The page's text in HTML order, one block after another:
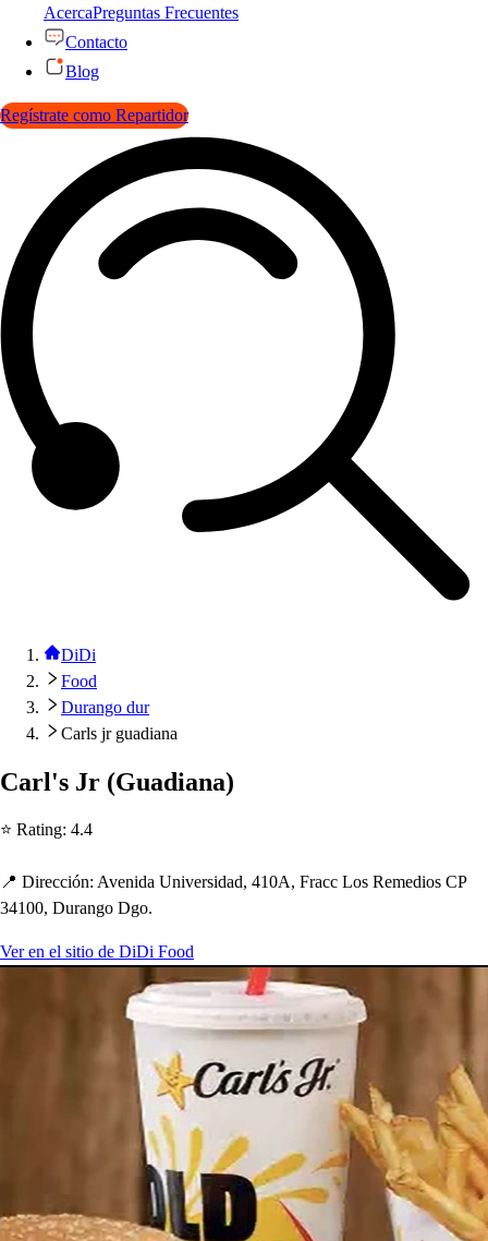
AcercaPreguntas Frecuentes
Contacto
Blog
Regístrate como Repartidor
DiDi
Food
Durango dur
Carls jr guadiana
Carl's Jr (Guadiana)
⭐ Rating: 4.4
📍 Dirección: Avenida Universidad, 410A, Fracc Los Remedios CP
34100, Durango Dgo.
Ver en el sitio de DiDi Food